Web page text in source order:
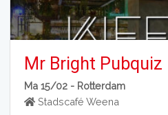
Mr Bright Pubquiz
Ma 15/02 - Rotterdam
Stadscafé Weena